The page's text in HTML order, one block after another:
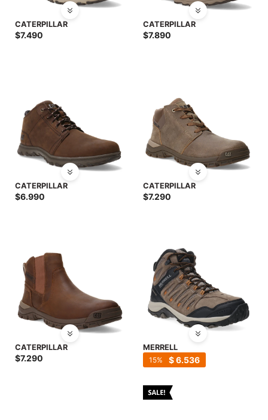
CATERPILLAR
$7.490
CATERPILLAR
$7.890
CATERPILLAR
$6.990
CATERPILLAR
$7.290
CATERPILLAR
$7.290
MERRELL
$6.536
15